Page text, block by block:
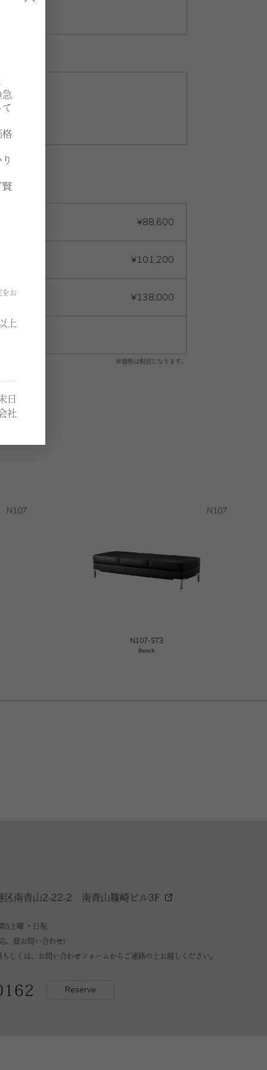
格
賢
をお
上
日
社
¥88,600
¥101,200
¥138,000
※価格は税別になります。
N107 N107
N107-ST3
Bench
区南青山2-22-2 南青山篠崎ビル3F
5土曜 ・日祝
、要お問い合わせ)
しくは、お問い合わせフォームからご連絡の上お越しください。
Reserve